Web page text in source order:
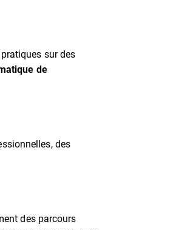
sur des
de
des
des parcours